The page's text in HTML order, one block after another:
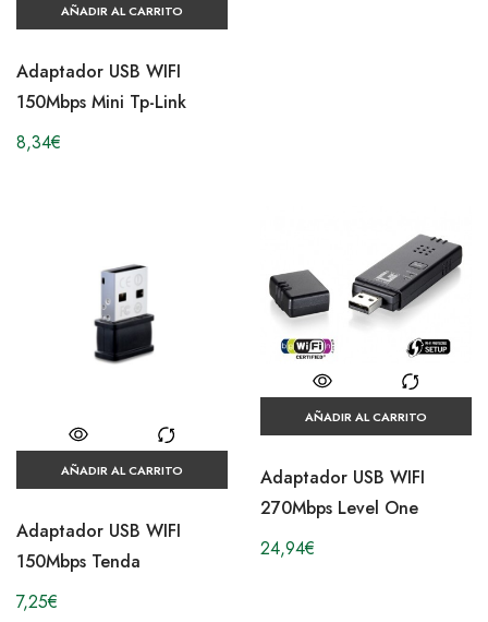
AÑADIR AL CARRITO
Adaptador USB WIFI
150Mbps Mini Tp-Link
8,34€
AÑADIR AL CARRITO
Adaptador USB WIFI
150Mbps Tenda
7,25€
AÑADIR AL CARRITO
Adaptador USB WIFI
270Mbps Level One
24,94€